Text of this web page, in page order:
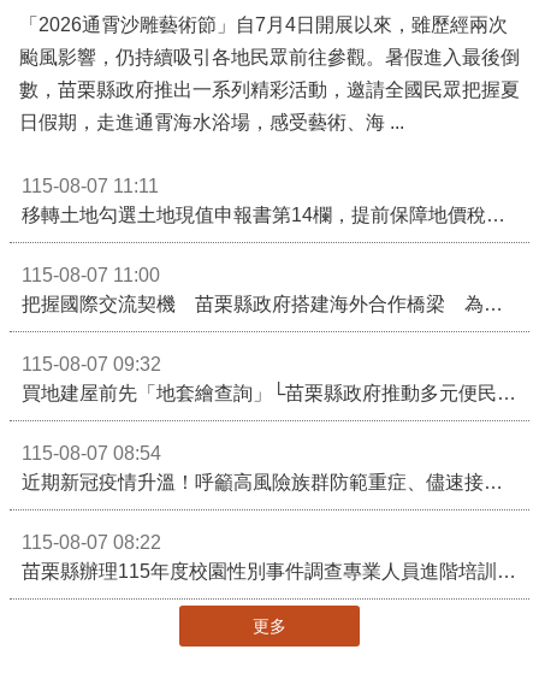
「2026通霄沙雕藝術節」自7月4日開展以來，雖歷經兩次
颱風影響，仍持續吸引各地民眾前往參觀。暑假進入最後倒
數，苗栗縣政府推出一系列精彩活動，邀請全國民眾把握夏
日假期，走進通霄海水浴場，感受藝術、海 ...
115-08-07 11:11
移轉土地勾選土地現值申報書第14欄，提前保障地價稅節稅權益
115-08-07 11:00
把握國際交流契機 苗栗縣政府搭建海外合作橋梁 為在地產業爭取更多國際市場機會
115-08-07 09:32
買地建屋前先「地套繪查詢」└苗栗縣政府推動多元便民諮詢服務
115-08-07 08:54
近期新冠疫情升溫！呼籲高風險族群防範重症、儘速接種疫苗及早就醫
115-08-07 08:22
苗栗縣辦理115年度校園性別事件調查專業人員進階培訓 深化調查實務能力 持續打造安全友善校園
更多